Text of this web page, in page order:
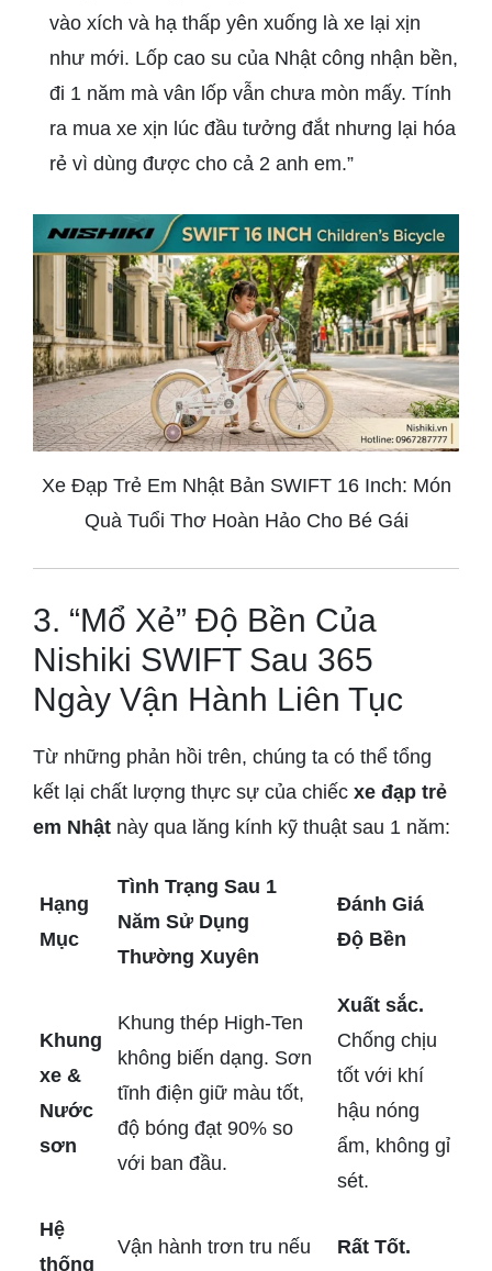
vào xích và hạ thấp yên xuống là xe lại xịn
như mới. Lốp cao su của Nhật công nhận bền,
đi 1 năm mà vân lốp vẫn chưa mòn mấy. Tính
ra mua xe xịn lúc đầu tưởng đắt nhưng lại hóa
rẻ vì dùng được cho cả 2 anh em.”
Xe Đạp Trẻ Em Nhật Bản SWIFT 16 Inch: Món
Quà Tuổi Thơ Hoàn Hảo Cho Bé Gái
3. “Mổ Xẻ” Độ Bền Của
Nishiki SWIFT Sau 365
Ngày Vận Hành Liên Tục
Từ những phản hồi trên, chúng ta có thể tổng
kết lại chất lượng thực sự của chiếc xe đạp trẻ
em Nhật này qua lăng kính kỹ thuật sau 1 năm:
Hạng
Mục
Tình Trạng Sau 1
Năm Sử Dụng
Thường Xuyên
Đánh Giá
Độ Bền
Khung
xe &
Nước
sơn
Khung thép High-Ten
không biến dạng. Sơn
tĩnh điện giữ màu tốt,
độ bóng đạt 90% so
với ban đầu.
Xuất sắc.
Chống chịu
tốt với khí
hậu nóng
ẩm, không gỉ
sét.
Hệ
thống
Vận hành trơn tru nếu
Rất Tốt.